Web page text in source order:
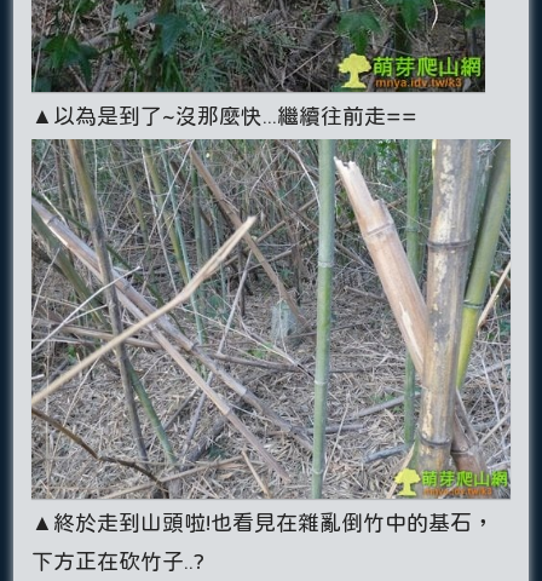
▲以為是到了~沒那麼快...繼續往前走==
▲終於走到山頭啦!也看見在雜亂倒竹中的基石，
下方正在砍竹子..?